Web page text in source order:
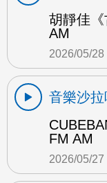
胡靜佳
AM
2026/05/28
音樂沙拉
FM AM
2026/05/27